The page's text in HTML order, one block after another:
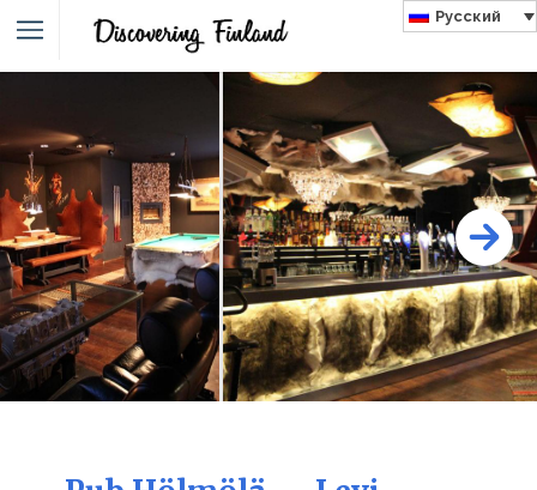
Русский